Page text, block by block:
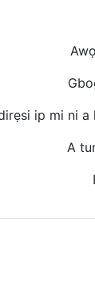
ip mi ni
A